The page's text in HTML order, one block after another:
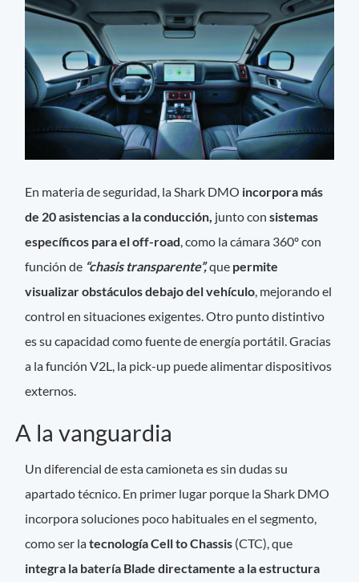
En materia de seguridad, la Shark DMO incorpora más
de 20 asistencias a la conducción, junto con sistemas
específicos para el off-road, como la cámara 360º con
función de “chasis transparente”,que permite
visualizar obstáculos debajo del vehículo, mejorando el
control en situaciones exigentes. Otro punto distintivo
es su capacidad como fuente de energía portátil. Gracias
a la función V2L, la pick-up puede alimentar dispositivos
externos.
A la vanguardia
Un diferencial de esta camioneta es sin dudas su
apartado técnico. En primer lugar porque la Shark DMO
incorpora soluciones poco habituales en el segmento,
como ser latecnología Cell to Chassis (CTC), que
integra la batería Blade directamente a la estructura